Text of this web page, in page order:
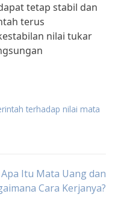
tetap stabil dan
terus
nilai tukar
terhadap nilai mata
Apa Itu Mata Uang dan
Cara Kerjanya?